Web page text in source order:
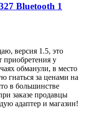
Bluetooth 1
версия 1.5, это
приобретения у
обманули, в место
гнаться за ценами на
в большинстве
заказе продавцы
адаптер и магазин!